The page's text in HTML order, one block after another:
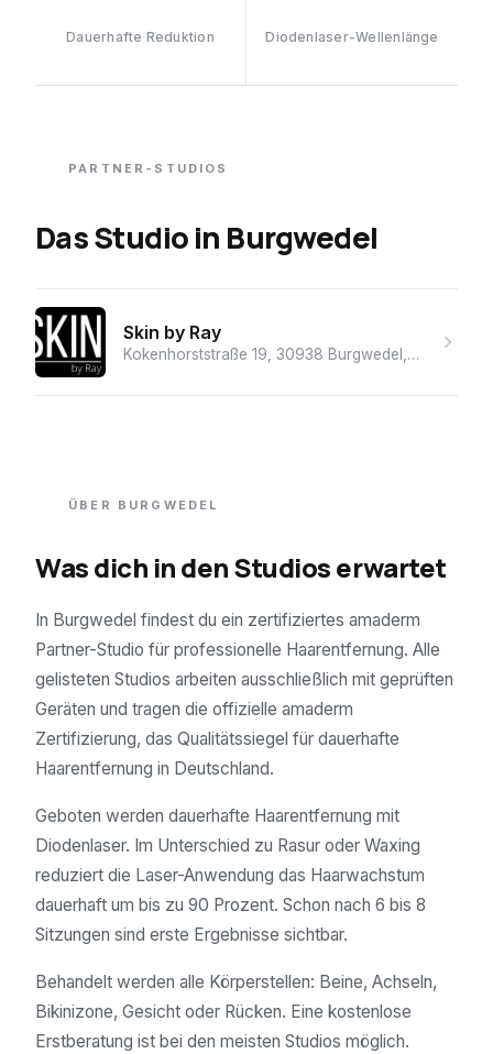
Dauerhafte Reduktion Diodenlaser-Wellenlänge
PARTNER-STUDIOS
Das Studioin Burgwedel
Skin by Ray
Kokenhorststraße 19, 30938 Burgwedel, Deutschland
ÜBER BURGWEDEL
Was dich in den Studios erwartet
In Burgwedel findest du ein zertifiziertes amaderm
Partner-Studio für professionelle Haarentfernung. Alle
gelisteten Studios arbeiten ausschließlich mit geprüften
Geräten und tragen die offizielle amaderm
Zertifizierung, das Qualitätssiegel für dauerhafte
Haarentfernung in Deutschland.
Geboten werden dauerhafte Haarentfernung mit
Diodenlaser. Im Unterschied zu Rasur oder Waxing
reduziert die Laser-Anwendung das Haarwachstum
dauerhaft um bis zu 90 Prozent. Schon nach 6 bis 8
Sitzungen sind erste Ergebnisse sichtbar.
Behandelt werden alle Körperstellen: Beine, Achseln,
Bikinizone, Gesicht oder Rücken. Eine kostenlose
Erstberatung ist bei den meisten Studios möglich.